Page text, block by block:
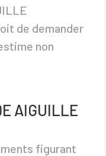
de demander
non
AIGUILLE
figurant